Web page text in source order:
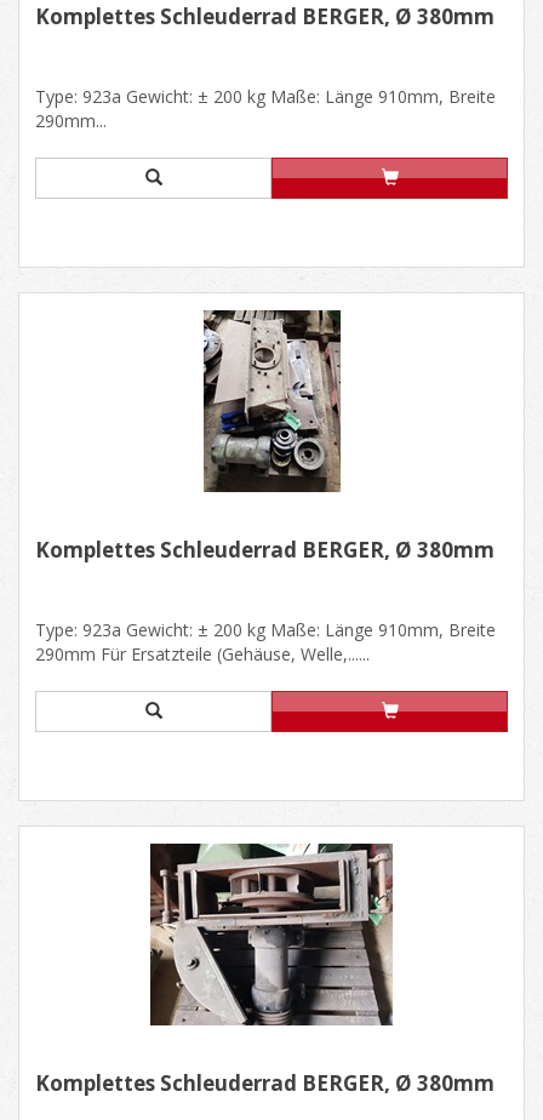
Komplettes Schleuderrad BERGER, Ø 380mm
Type: 923a Gewicht: ± 200 kg Maße: Länge 910mm, Breite
290mm...
Komplettes Schleuderrad BERGER, Ø 380mm
Type: 923a Gewicht: ± 200 kg Maße: Länge 910mm, Breite
290mm Für Ersatzteile (Gehäuse, Welle,......
Komplettes Schleuderrad BERGER, Ø 380mm